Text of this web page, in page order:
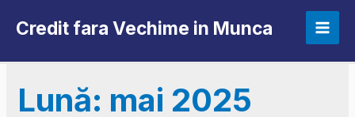
Credit fara Vechime in Munca
Lună: mai 2025